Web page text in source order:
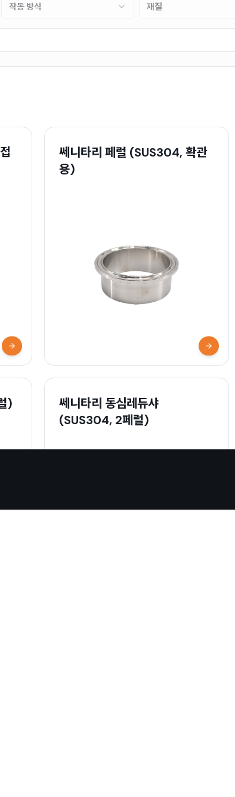
작동 방식 재질
자세히 보기
쎄니타리 페럴 (SUS304, 확관
용)
자세히 보기
)
쎄니타리 동심레듀샤
(SUS304, 2페럴)